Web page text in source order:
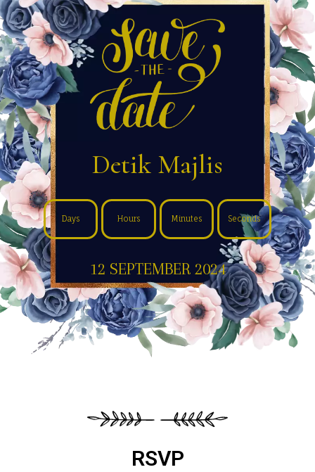
Detik Majlis
Days Hours Minutes Seconds
12 SEPTEMBER 2024
RSVP